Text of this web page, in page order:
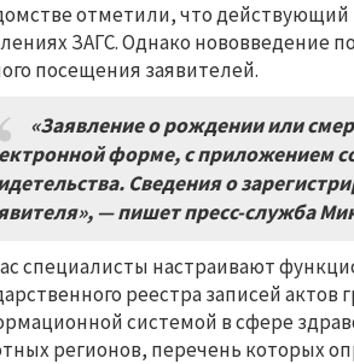
отметили, что действующий
ЗАГС. Однако нововведение
посещения заявителей.
«Заявление о рождении или
форме, с приложением
Сведения о
— пишет пресс-служба
специалисты настраивают
реестра записей
системой в сфере
регионов, перечень которых